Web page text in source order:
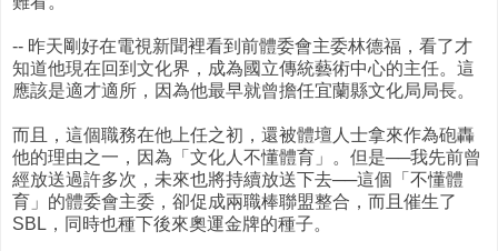
-- 昨天剛好在電視新聞裡看到前體委會主委林德福，看了才
知道他現在回到文化界，成為國立傳統藝術中心的主任。這
應該是適才適所，因為他最早就曾擔任宜蘭縣文化局局長。
而且，這個職務在他上任之初，還被體壇人士拿來作為砲轟
他的理由之一，因為「文化人不懂體育」。但是──我先前曾
經放送過許多次，未來也將持續放送下去──這個「不懂體
育」的體委會主委，卻促成兩職棒聯盟整合，而且催生了
SBL，同時也種下後來奧運金牌的種子。